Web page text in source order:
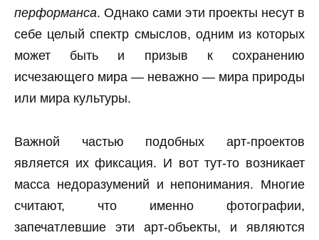
перформанса. Однако сами эти проекты несут в
себе целый спектр смыслов, одним из которых
может быть и призыв к сохранению
исчезающего мира — неважно — мира природы
или мира культуры.
Важной частью подобных арт-проектов
является их фиксация. И вот тут-то возникает
масса недоразумений и непонимания. Многие
считают, что именно фотографии,
запечатлевшие эти арт-объекты, и являются